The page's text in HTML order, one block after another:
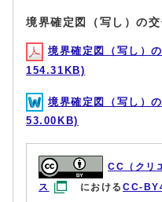
境界確定図（写し）の
境界確定図（写し）
154.31KB)
境界確定図（写し）
53.00KB)
CC（クリ
ス
におけるCC-